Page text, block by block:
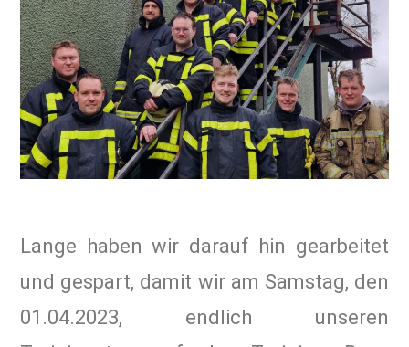
Lange haben wir darauf hin gearbeitet
und gespart, damit wir am Samstag, den
01.04.2023, endlich unseren